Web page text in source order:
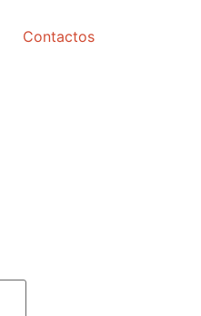
Contactos